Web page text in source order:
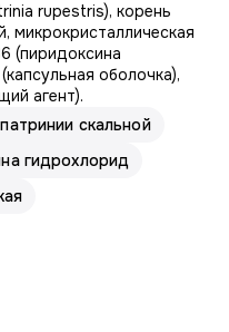
rupestris), корень
микрокристаллическая
(пиридоксина
оболочка),
агент).
скальной
гидрохлорид